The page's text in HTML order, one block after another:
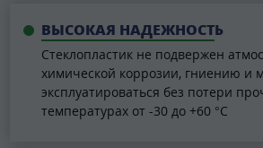
ВЫСОКАЯ НАДЕЖНОСТЬ
Стеклопластик не подвержен
химической коррозии, гниению и
эксплуатироваться без потери
температурах от -30 до +60 °С